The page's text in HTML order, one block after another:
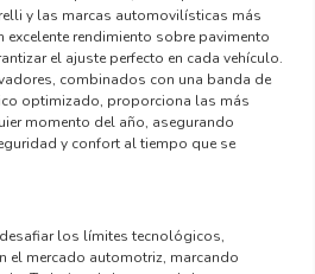
y las marcas automovilísticas más
rendimiento sobre pavimento
el ajuste perfecto en cada vehículo.
combinados con una banda de
optimizado, proporciona las más
momento del año, asegurando
y confort al tiempo que se
los límites tecnológicos,
el mercado automotriz, marcando